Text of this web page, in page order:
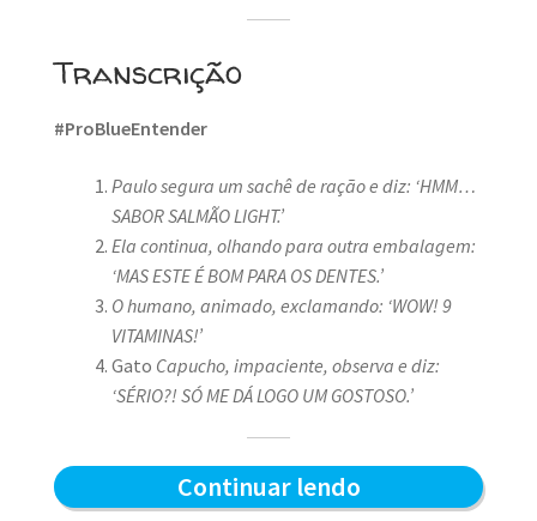
Transcrição
#ProBlueEntender
Paulo segura um sachê de ração e diz: ‘HMM…
SABOR SALMÃO LIGHT.’
Ela continua, olhando para outra embalagem:
‘MAS ESTE É BOM PARA OS DENTES.’
O humano, animado, exclamando: ‘WOW! 9
VITAMINAS!’
Gato Capucho, impaciente, observa e diz:
‘SÉRIO?! SÓ ME DÁ LOGO UM GOSTOSO.’
Continuar lendoSabor